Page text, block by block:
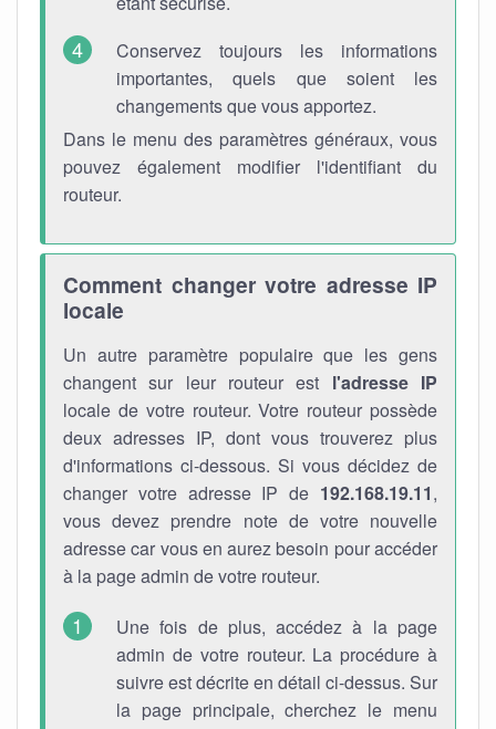
Conservez toujours les informations
importantes, quels que soient les
changements que vous apportez.
Dans le menu des paramètres généraux, vous
pouvez également modifier l'identifiant du
routeur.
Comment changer votre adresse IP
locale
Un autre paramètre populaire que les gens
changent sur leur routeur est l'adresse IP
locale de votre routeur. Votre routeur possède
deux adresses IP, dont vous trouverez plus
d'informations ci-dessous. Si vous décidez de
changer votre adresse IP de 192.168.19.11,
vous devez prendre note de votre nouvelle
adresse car vous en aurez besoin pour accéder
à la page admin de votre routeur.
Une fois de plus, accédez à la page
admin de votre routeur. La procédure à
suivre est décrite en détail ci-dessus. Sur
la page principale, cherchez le menu